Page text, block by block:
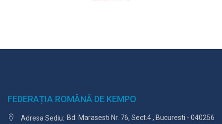
FEDERAȚIA ROMÂNĂ DE KEMPO
Adresa Sediu: Bd. Marasesti Nr. 76, Sect.4 , Bucuresti - 040256